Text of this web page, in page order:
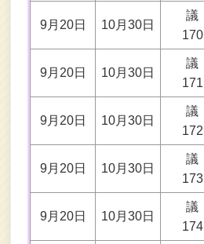
9月20日 10月30日
議
170
9月20日 10月30日
議
171
9月20日 10月30日
議
172
9月20日 10月30日
議
173
9月20日 10月30日
議
174